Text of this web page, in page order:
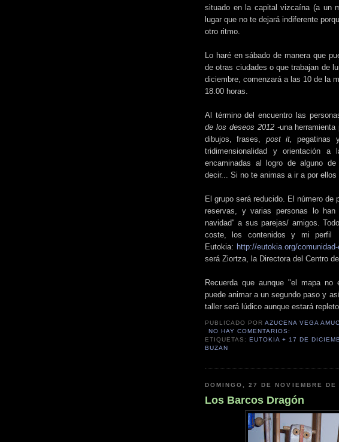
situado en la capital vizcaína (a un
lugar que no te dejará indiferente
otro ritmo.
Lo haré en sábado de manera que
de otras ciudades o que trabajan de
diciembre, comenzará a las 10 de la
18.00 horas.
Al término del encuentro las
de los deseos 2012 -una herramienta
dibujos, frases, post it,
pegatinas
tridimensionalidad y orientación
encaminadas al logro de alguno
decir... Si no te animas a ir a por ellos
El grupo será reducido. El número de
reservas, y varias personas lo
navidad" a sus parejas/ amigos.
coste, los contenidos y mi
Eutokia: http://eutokia.org/
será Ziortza, la Directora del Centro
Recuerda que aunque "el mapa
puede animar a un segundo paso y
taller será lúdico aunque estará
PUBLICADO PORAZUCENA VEGA
NO HAY COMENTARIOS:
ETIQUETAS:EUTOKIA + 17 DE
BUZAN
DOMINGO, 27 DE NOVIEMBRE DE
Los Barcos Dragón